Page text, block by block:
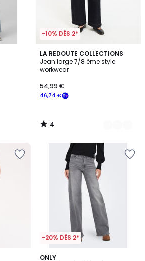
-10% DÈS 2*
LA REDOUTE COLLECTIONS
Jean large 7/8 ème style
workwear
46,74 €
54,99 €
4
/
5
2
Couleurs
4
/
-20% DÈS 2*
ONLY
4,5